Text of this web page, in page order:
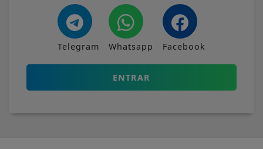
Telegram Whatsapp Facebook
ENTRAR